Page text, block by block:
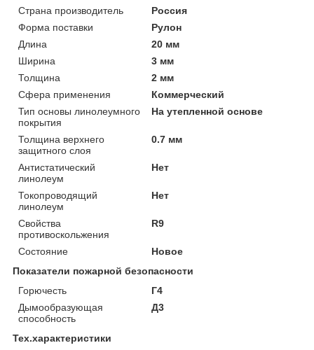
Страна производитель
Россия
Форма поставки
Рулон
Длина
20 мм
Ширина
3 мм
Толщина
2 мм
Сфера применения
Коммерческий
Тип основы линолеумного
покрытия
На утепленной основе
Толщина верхнего
защитного слоя
0.7 мм
Антистатический
линолеум
Нет
Токопроводящий
линолеум
Нет
Свойства
противоскольжения
R9
Состояние
Новое
Показатели пожарной безопасности
Горючесть
Г4
Дымообразующая
способность
Д3
Тех.характеристики